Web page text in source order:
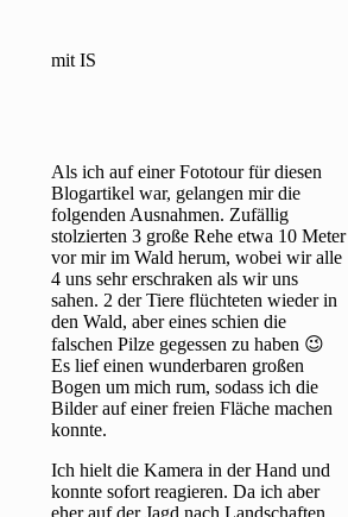
mit IS
Als ich auf einer Fototour für diesen
Blogartikel war, gelangen mir die
folgenden Ausnahmen. Zufällig
stolzierten 3 große Rehe etwa 10 Meter
vor mir im Wald herum, wobei wir alle
4 uns sehr erschraken als wir uns
sahen. 2 der Tiere flüchteten wieder in
den Wald, aber eines schien die
falschen Pilze gegessen zu haben 😉
Es lief einen wunderbaren großen
Bogen um mich rum, sodass ich die
Bilder auf einer freien Fläche machen
konnte.
Ich hielt die Kamera in der Hand und
konnte sofort reagieren. Da ich aber